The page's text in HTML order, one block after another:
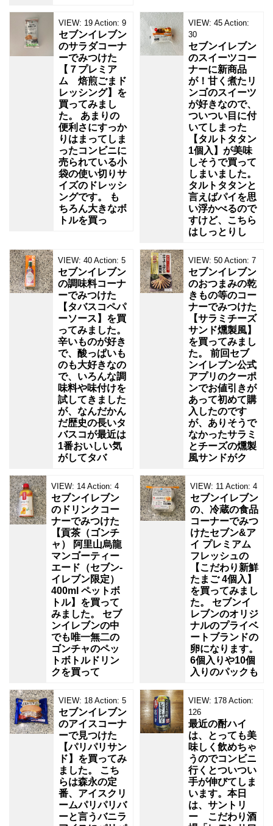
VIEW: 19 Action: 9
セブンイレブン
のサラダコーナ
ーでみつけた
【７プレミア
ム 焙煎ごまド
レッシング】を
買ってみまし
た。 あまりの
便利さにすっか
りはまってしま
ったコンビニに
売られている小
袋の使い切りサ
イズのドレッシ
ングです。 も
ちろん大きなボ
トルを買っ
VIEW: 45 Action:
30
セブンイレブン
のスイーツコー
ナーに新商品
が！甘く煮たリ
ンゴのスイーツ
が好きなので、
ついつい目に付
いてしまった
【タルトタタン
1個入】が美味
しそうで買って
しまいました。
タルトタタンと
言えばパイを思
い浮かべるので
すけど、こちら
はしっとりし
VIEW: 40 Action: 5
セブンイレブン
の調味料コーナ
ーでみつけた
【タバスコペパ
ーソース】を買
ってみました。
辛いものが好き
で、酸っぱいも
のも大好きなの
で、いろんな調
味料や味付けを
試してきました
が、なんだかん
だ歴史の長いタ
バスコが最近は
1番おいしい気
がしてタバ
VIEW: 50 Action: 7
セブンイレブン
のおつまみの乾
きもの等のコー
ナーでみつけた
【サラミチーズ
サンド燻製風】
を買ってみまし
た。 前回セブ
ンイレブン公式
アプリのクーポ
ンでお値引きが
あって初めて購
入したのです
が、ありそうで
なかったサラミ
とチーズの燻製
風サンドがク
VIEW: 14 Action: 4
セブンイレブン
のドリンクコー
ナーでみつけた
【貢茶（ゴンチ
ャ） 阿里山烏龍
マンゴーティー
エード（セブン‐
イレブン限定）
400ml ペットボ
トル】を買って
みました。 セブ
ンイレブンの中
でも唯一無二の
ゴンチャのペッ
トボトルドリン
クを買って
VIEW: 11 Action: 4
セブンイレブン
の、冷蔵の食品
コーナーでみつ
けたセブン&ア
イ プレミアム
フレッシュの
【こだわり新鮮
たまご 4個入】
を買ってみまし
た。 セブンイ
レブンのオリジ
ナルのプライベ
ートブランドの
卵になります。
6個入りや10個
入りのパックも
VIEW: 18 Action: 5
セブンイレブン
のアイスコーナ
ーで見つけた
【パリパリサン
ド】を買ってみ
ました。 こち
らは森永の定
番、アイスクリ
ームパリパリバ
ーと言うバニラ
VIEW: 178 Action:
126
最近の酎ハイ
は、とっても美
味しく飲めちゃ
うのでコンビニ
行くとついつい
手が伸びてしま
います。本日
は、サントリ
ー こだわり酒